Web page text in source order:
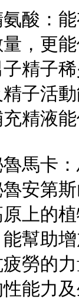
酸：
，更
子精子
精子活
精液
馬卡
安第
原上的
能幫助
勞的
性能力